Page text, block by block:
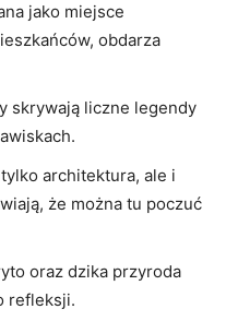
jako miejsce
obdarza
skrywają liczne legendy
tylko architektura, ‌ale ‍i
że ‍można tu ​poczuć
oraz dzika przyroda
refleksji.